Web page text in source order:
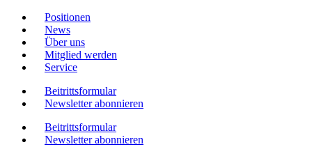
Positionen
News
Über uns
Mitglied werden
Service
Beitrittsformular
Newsletter abonnieren
Beitrittsformular
Newsletter abonnieren